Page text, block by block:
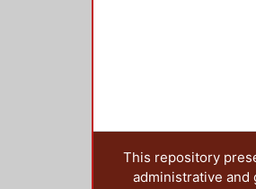
This repository
administrative